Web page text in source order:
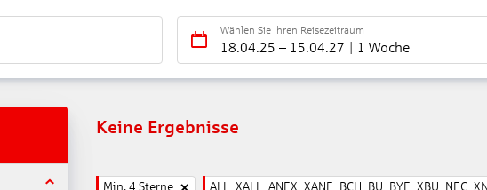
Wählen Sie Ihren Reisezeitraum
18.04.25 – 15.04.27 1 Woche
Keine Ergebnisse
Min. 4 Sterne